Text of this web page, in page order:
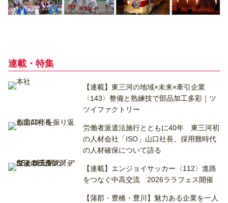
連載・特集
【連載】東三河の地域×未来×牽引企業
〈143〉整備と熟練技で部品加工多彩｜ツ
ツイファクトリー
労働者派遣法施行とともに40年 東三河初
の人材会社「ISO」山口社長、採用難時代
の人材確保について語る
【連載】エンジョイサッカー〈112〉進路
をつなぐ中高交流 2026ララフェス開催
【蒲郡・豊橋・豊川】魅力ある企業を一人